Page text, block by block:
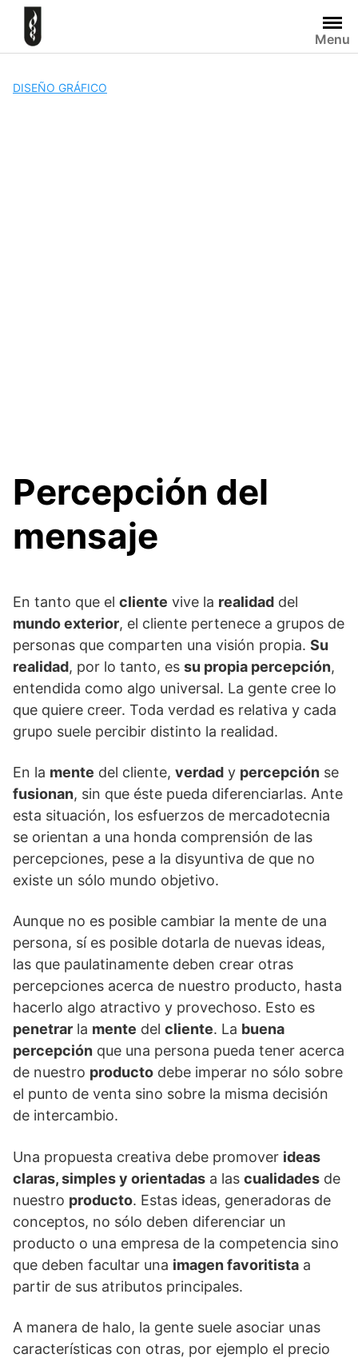
Skip
content
Menu
DISEÑO GRÁFICO
Percepción del
mensaje
En tanto que el cliente vive la realidad del
mundo exterior, el cliente pertenece a grupos de
personas que comparten una visión propia. Su
realidad, por lo tanto, es su propia percepción,
entendida como algo universal. La gente cree lo
que quiere creer. Toda verdad es relativa y cada
grupo suele percibir distinto la realidad.
En la mente del cliente, verdad y percepción se
fusionan, sin que éste pueda diferenciarlas. Ante
esta situación, los esfuerzos de mercadotecnia
se orientan a una honda comprensión de las
percepciones, pese a la disyuntiva de que no
existe un sólo mundo objetivo.
Aunque no es posible cambiar la mente de una
persona, sí es posible dotarla de nuevas ideas,
las que paulatinamente deben crear otras
percepciones acerca de nuestro producto, hasta
hacerlo algo atractivo y provechoso. Esto es
penetrar la mente del cliente. La buena
percepción que una persona pueda tener acerca
de nuestro producto debe imperar no sólo sobre
el punto de venta sino sobre la misma decisión
de intercambio.
Una propuesta creativa debe promover ideas
claras, simples y orientadas a las cualidades de
nuestro producto. Estas ideas, generadoras de
conceptos, no sólo deben diferenciar un
producto o una empresa de la competencia sino
que deben facultar una imagen favoritista a
partir de sus atributos principales.
A manera de halo, la gente suele asociar unas
características con otras, por ejemplo el precio